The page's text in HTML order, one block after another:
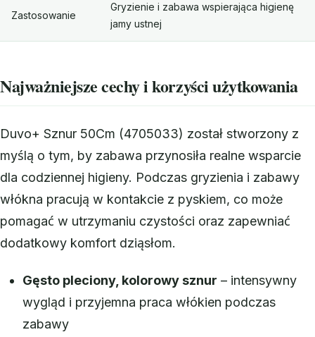
Zastosowanie
Gryzienie i zabawa wspierająca higienę
jamy ustnej
Najważniejsze cechy i korzyści użytkowania
Duvo+ Sznur 50Cm (4705033) został stworzony z
myślą o tym, by zabawa przynosiła realne wsparcie
dla codziennej higieny. Podczas gryzienia i zabawy
włókna pracują w kontakcie z pyskiem, co może
pomagać w utrzymaniu czystości oraz zapewniać
dodatkowy komfort dziąsłom.
Gęsto pleciony, kolorowy sznur – intensywny
wygląd i przyjemna praca włókien podczas
zabawy